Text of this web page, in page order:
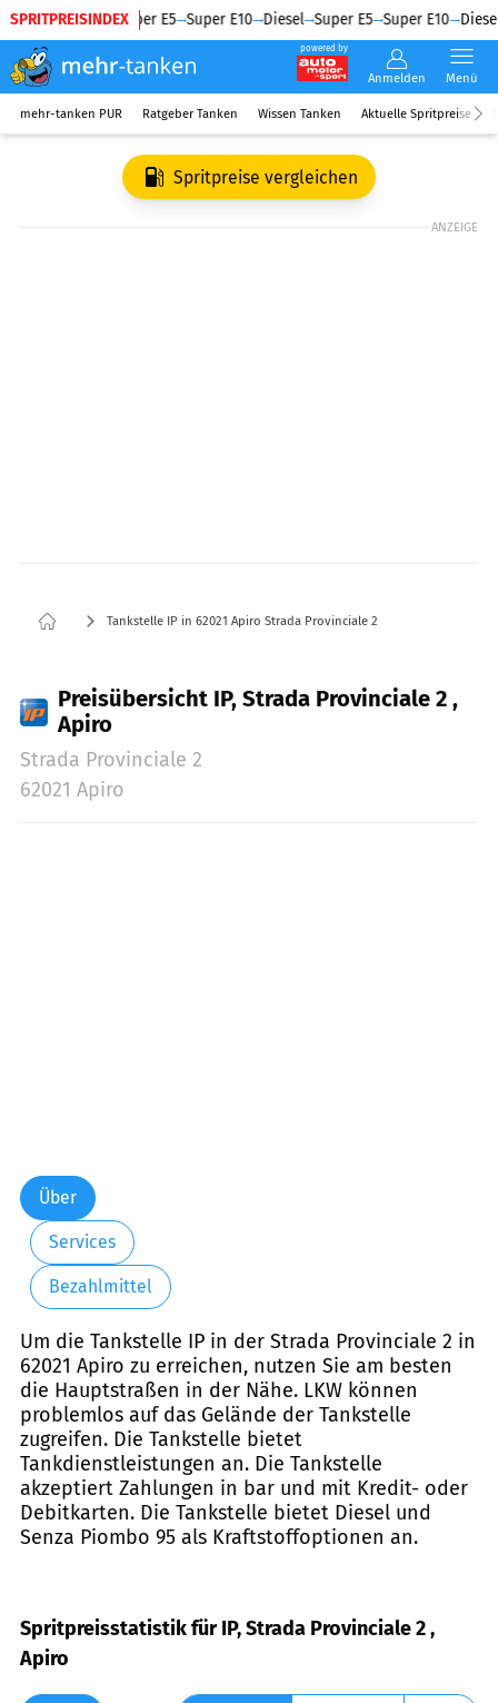
SPRITPREISINDEX
Diesel Super E5 Super E10 Diesel Super E5 Super E10 Diesel
powered by
Anmelden Menü
mehr-tanken PUR Ratgeber Tanken Wissen Tanken Aktuelle Spritpreise
Spritpreise vergleichen
ANZEIGE
Tankstelle IP in 62021 Apiro Strada Provinciale 2
Preisübersicht IP, Strada Provinciale 2 ,
Apiro
Strada Provinciale 2
62021 Apiro
Über
Services
Bezahlmittel
Um die Tankstelle IP in der Strada Provinciale 2 in
62021 Apiro zu erreichen, nutzen Sie am besten
die Hauptstraßen in der Nähe. LKW können
problemlos auf das Gelände der Tankstelle
zugreifen. Die Tankstelle bietet
Tankdienstleistungen an. Die Tankstelle
akzeptiert Zahlungen in bar und mit Kredit- oder
Debitkarten. Die Tankstelle bietet Diesel und
Senza Piombo 95 als Kraftstoffoptionen an.
Spritpreisstatistik für IP, Strada Provinciale 2 ,
Apiro